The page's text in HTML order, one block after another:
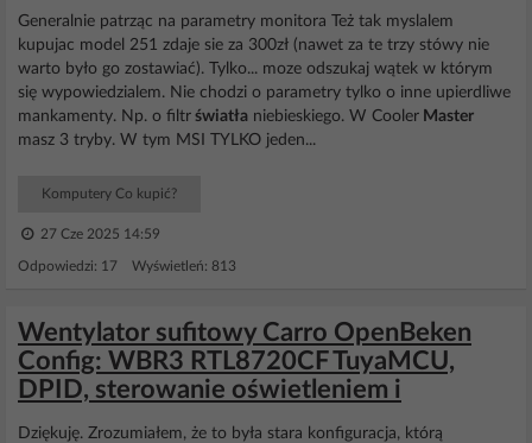
Generalnie patrząc na parametry monitora Też tak myslalem
kupujac model 251 zdaje sie za 300zł (nawet za te trzy stówy nie
warto było go zostawiać). Tylko... moze odszukaj wątek w którym
się wypowiedzialem. Nie chodzi o parametry tylko o inne upierdliwe
mankamenty. Np. o filtr światła niebieskiego. W Cooler Master
masz 3 tryby. W tym MSI TYLKO jeden...
Komputery Co kupić?
27 Cze 2025 14:59
Odpowiedzi: 17 Wyświetleń: 813
Wentylator sufitowy Carro OpenBeken
Config: WBR3 RTL8720CF TuyaMCU,
DPID, sterowanie oświetleniem i
Dziękuję. Zrozumiałem, że to była stara konfiguracja, którą